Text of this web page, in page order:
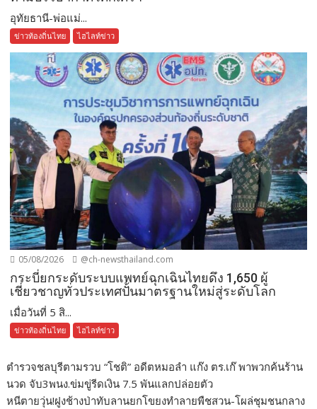
อุทัยธานี-พ่อแม่...
ข่าวท้องถิ่นไทย ไฮไลท์ข่าว
05/08/2026 @ch-newsthailand.com
กระบี่ยกระดับระบบแพทย์ฉุกเฉินไทยดึง 1,650 ผู้
เชี่ยวชาญทั่วประเทศปั้นมาตรฐานใหม่สู่ระดับโลก
เมื่อวันที่ 5 สิ...
ข่าวท้องถิ่นไทย ไฮไลท์ข่าว
ตำรวจชลบุรีตามรวบ “โชติ” อดีตหมอลำ แก๊ง ตร.เก๊ พาพวกค้นร้าน
นวด จับ3พนง.ข่มขู่รีดเงิน 7.5 พันแลกปล่อยตัว
หนีตายวุ่น!ฝูงช้างป่าทับลานยกโขยงทำลายพืชสวน-โผล่ชุมชนกลาง